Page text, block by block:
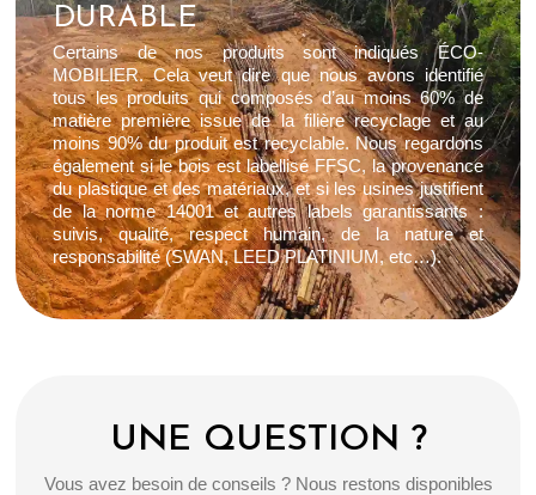
DURABLE
Certains de nos produits sont indiqués ÉCO-
MOBILIER. Cela veut dire que nous avons identifié
tous les produits qui composés d’au moins 60% de
matière première issue de la filière recyclage et au
moins 90% du produit est recyclable. Nous regardons
également si le bois est labellisé FFSC, la provenance
du plastique et des matériaux, et si les usines justifient
de la norme 14001 et autres labels garantissants :
suivis, qualité, respect humain, de la nature et
responsabilité (SWAN, LEED PLATINIUM, etc…).
UNE QUESTION ?
Vous avez besoin de conseils ? Nous restons disponibles